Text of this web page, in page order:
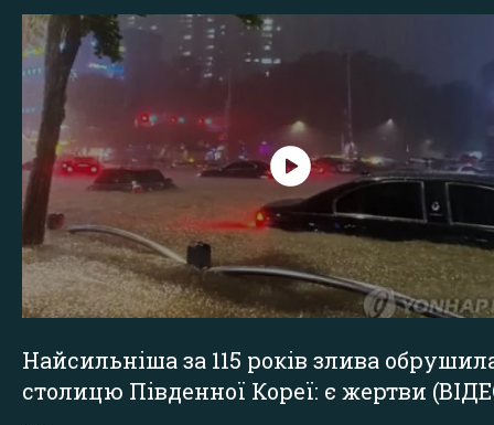
Найсильніша за 115 років злива
столицю Південної Кореї: є жертви